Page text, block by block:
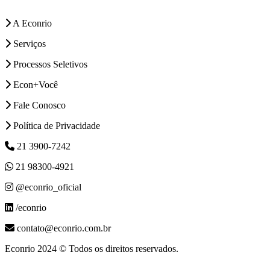
A Econrio
Serviços
Processos Seletivos
Econ+Você
Fale Conosco
Política de Privacidade
21 3900-7242
21 98300-4921
@econrio_oficial
/econrio
contato@econrio.com.br
Econrio 2024 © Todos os direitos reservados.